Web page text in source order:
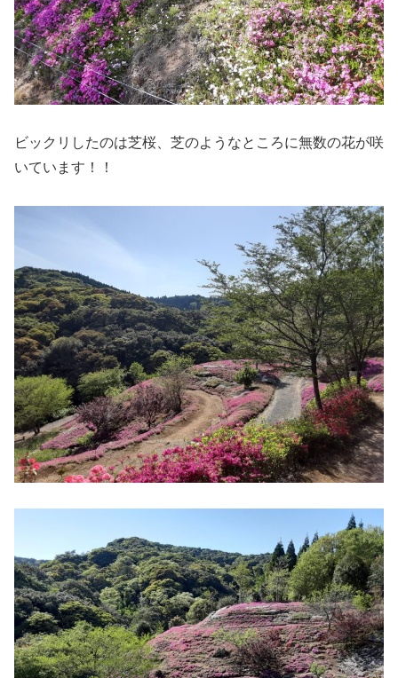
ビックリしたのは芝桜、芝のようなところに無数の花が咲
いています！！